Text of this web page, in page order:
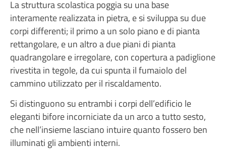
La struttura scolastica poggia su una base
interamente realizzata in pietra, e si sviluppa su due
corpi differenti; il primo a un solo piano e di pianta
rettangolare, e un altro a due piani di pianta
quadrangolare e irregolare, con copertura a padiglione
rivestita in tegole, da cui spunta il fumaiolo del
cammino utilizzato per il riscaldamento.
Si distinguono su entrambi i corpi dell’edificio le
eleganti bifore incorniciate da un arco a tutto sesto,
che nell’insieme lasciano intuire quanto fossero ben
illuminati gli ambienti interni.